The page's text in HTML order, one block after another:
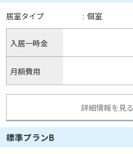
居室タイプ : 個室
入居一時金
月額費用
詳細情報を見る
標準プランB